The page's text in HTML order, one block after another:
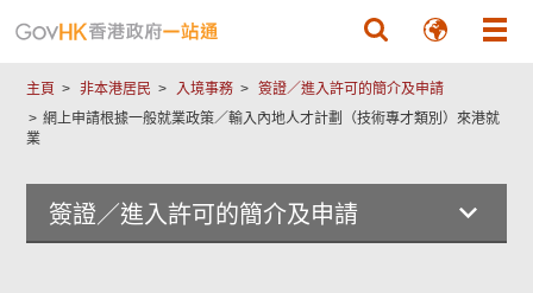
主頁 非本港居民 入境事務
簽證／進入許可的簡介及申請
網上申請根據一般就業政策／輸入內地人才計劃（技術專才類別）來港就
業
簽證／進入許可的簡介及申請